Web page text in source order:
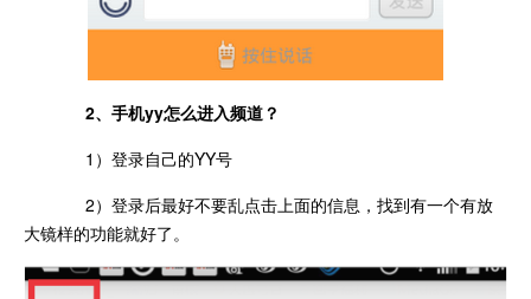
2、手机yy怎么进入频道？
1）登录自己的YY号
2）登录后最好不要乱点击上面的信息，找到有一个有放
大镜样的功能就好了。